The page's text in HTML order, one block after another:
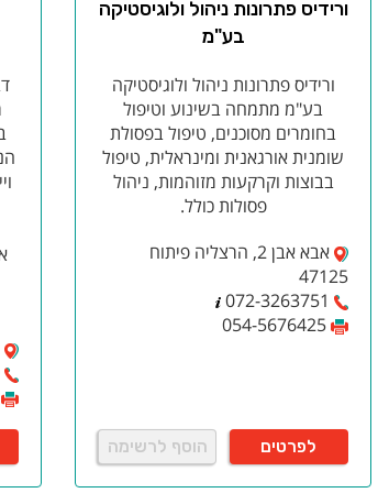
נעשית על ידי מהנדסי הבטיחות שלנו המכינים
וכן מלווים אתכם לקראת קבלת אישור הכבאות
העסק.​
הגשת תוכנית ואישורה
הגשת התכנית
מ"ר 532) יצירת תוכניתיצירת תוכנית
כיבוי האש וההצלה.אבחון בית העסק אבחון בית
חוק, להיות נגישים עבור אנשים בעלי מוגבלות.
כי אכן מתקיימות אצלם התאמות הנגישות.
מרחיבה את פוטנציאל מספר הלקוחות לעסק שלך
חברת "פתרונות הנדסה ובטיחות" מתמחה בהנגשת
ורידיס פתרונות ניהול ולוגיסטיקה
בע"מ
ורידיס פתרונות ניהול ולוגיסטיקה
בע"מ מתמחה בשינוע וטיפול
בחומרים מסוכנים, טיפול בפסולת
שומנית אורגאנית ומינראלית, טיפול
בבוצות וקרקעות מזוהמות, ניהול
פסולות כולל.
אבא אבן 2, הרצליה פיתוח
47125
072-3263751
054-5676425
לפרטים הוסף לרשימה